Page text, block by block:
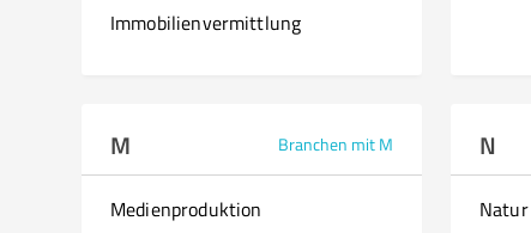
Immobilienvermittlung
M Branchen mit M
Medienproduktion
N